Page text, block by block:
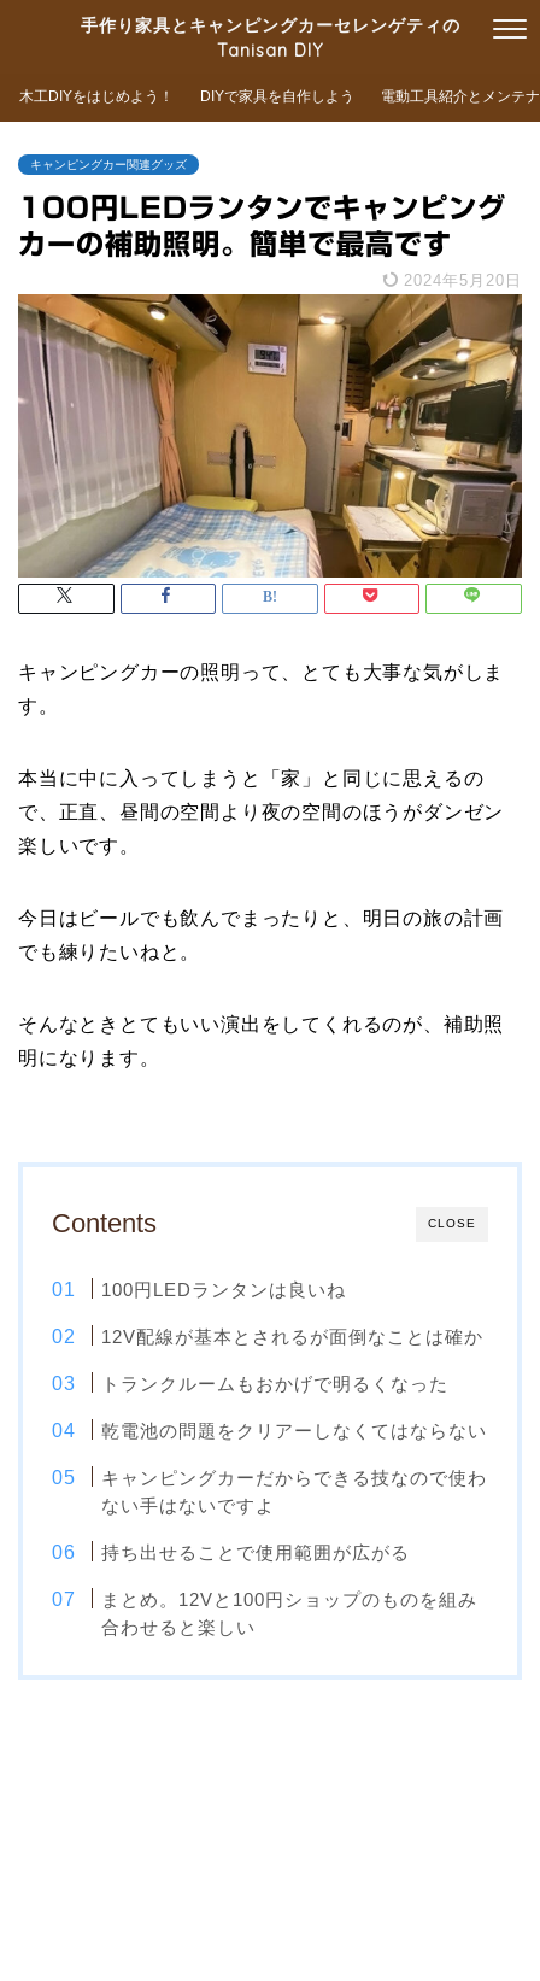
手作り家具とキャンピングカーセレンゲティの
Tanisan DIY
木工DIYをはじめよう！ DIYで家具を自作しよう 電動工具紹介とメンテ
キャンピングカー関連グッズ
100円LEDランタンでキャンピング
カーの補助照明。簡単で最高です
2024年5月20日
キャンピングカーの照明って、とても大事な気がしま
す。
本当に中に入ってしまうと「家」と同じに思えるの
で、正直、昼間の空間より夜の空間のほうがダンゼン
楽しいです。
今日はビールでも飲んでまったりと、明日の旅の計画
でも練りたいねと。
そんなときとてもいい演出をしてくれるのが、補助照
明になります。
CLOSE
Contents
100円LEDランタンは良いね
12V配線が基本とされるが面倒なことは確か
トランクルームもおかげで明るくなった
乾電池の問題をクリアーしなくてはならない
キャンピングカーだからできる技なので使わ
ない手はないですよ
持ち出せることで使用範囲が広がる
まとめ。12Vと100円ショップのものを組み
合わせると楽しい